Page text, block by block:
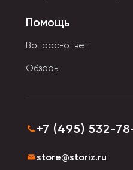
Помощь
Вопрос-ответ
Обзоры
+7 (495) 532-
store@storiz.ru